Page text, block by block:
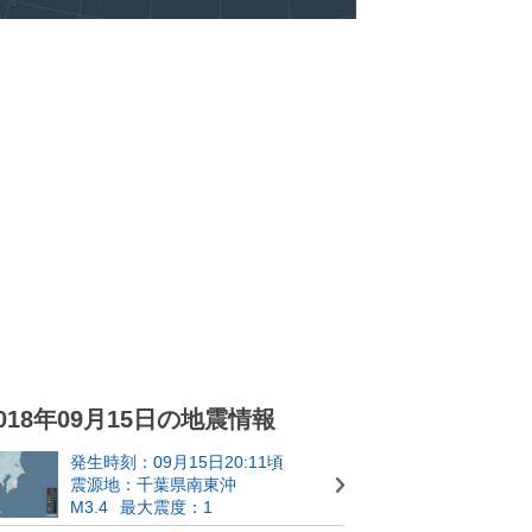
年09月15日の地震情報
発生時刻：09月15日20:11頃
震源地：千葉県南東沖
M3.4
最大震度：1